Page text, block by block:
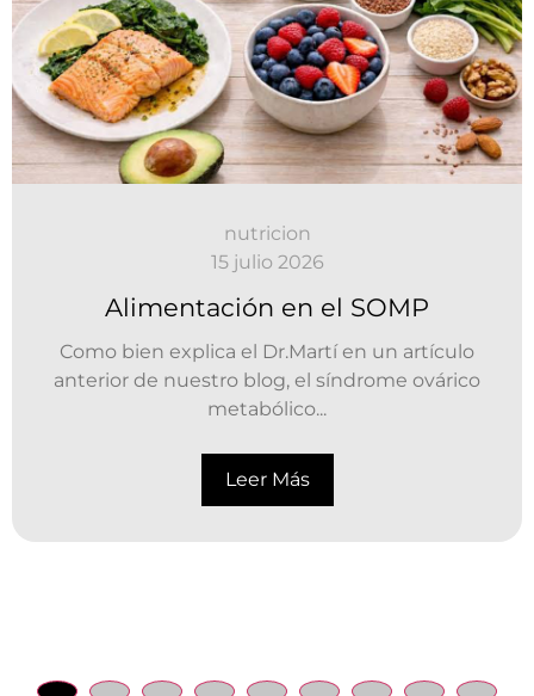
nutricion
15 julio 2026
Alimentación en el SOMP
Como bien explica el Dr.Martí en un artículo
anterior de nuestro blog, el síndrome ovárico
metabólico...
Leer Más